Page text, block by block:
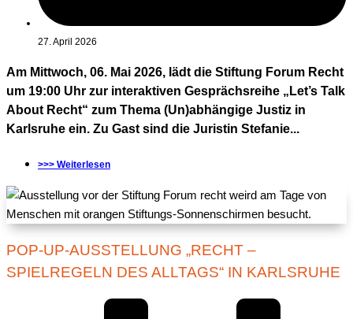
27. April 2026
Am Mittwoch, 06. Mai 2026, lädt die Stiftung Forum Recht
um 19:00 Uhr zur interaktiven Gesprächsreihe „Let’s Talk
About Recht“ zum Thema (Un)abhängige Justiz in
Karlsruhe ein. Zu Gast sind die Juristin Stefanie...
>>> Weiterlesen
POP-UP-AUSSTELLUNG „RECHT –
SPIELREGELN DES ALLTAGS“ IN KARLSRUHE